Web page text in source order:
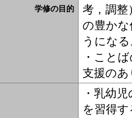
学修の目的
考，調
の豊か
うにな
・こと
支援の
・乳幼
を習得